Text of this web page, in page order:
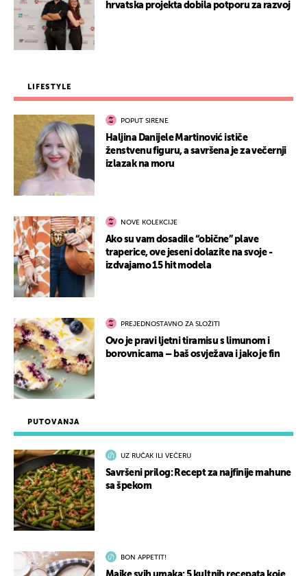
PUTOVANJA
UZ RUČAK ILI VEČERU
Savršeni prilog: Recept za najfinije mahune
sa špekom
BON APPETIT!
hrvatska projekta dobila potporu za razvoj
LIFESTYLE
POPUT SIRENE
Haljina Danijele Martinović ističe
ženstvenu figuru, a savršena je za večernji
izlazak na moru
NOVE KOLEKCIJE
Ako su vam dosadile “obične” plave
traperice, ove jeseni dolazite na svoje -
izdvajamo 15 hit modela
PREJEDNOSTAVNO ZA SLOŽITI
Ovo je pravi ljetni tiramisu s limunom i
borovnicama – baš osvježava i jako je fin